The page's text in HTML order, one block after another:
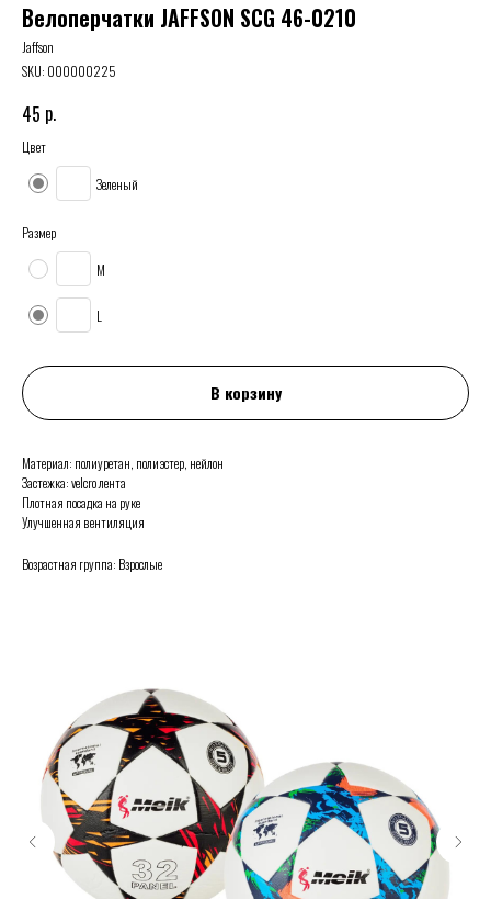
Велоперчатки JAFFSON SCG 46-0210
Jaffson
SKU: 000000225
45 р.
Цвет
Зеленый
Размер
M
L
В корзину
Материал: полиуретан, полиэстер, нейлон
Застежка: velcro лента
Плотная посадка на руке
Улучшенная вентиляция
Возрастная группа: Взрослые